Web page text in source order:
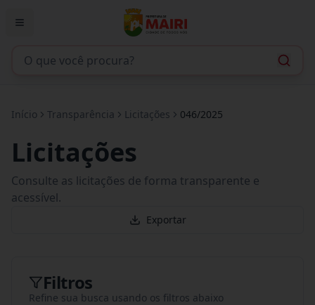
Início Transparência Licitações 046/2025
Licitações
Consulte as licitações de forma transparente e
acessível.
Exportar
Filtros
Refine sua busca usando os filtros abaixo